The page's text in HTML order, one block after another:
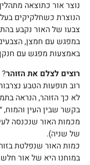
נוצר אור כתוצאה
הנוצרת כשחלקיקים
צבעו של האור נקבע
במפגש עם חמצן, הצבעים
באמצעות מפגש עם
רוצים לצלם את הזוהר?
רוב תופעות הטבע
לא כך הזוהר, הנראה
בקשר שבין העין והמוח,
של שניה).
כמות האור שנפלטת
במוחנו היא של אור